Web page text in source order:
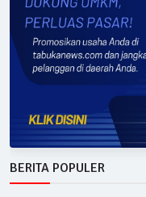
BERITA POPULER